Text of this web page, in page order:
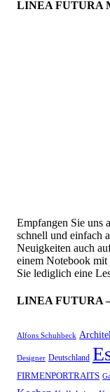
LINEA FUTURA
Empfangen Sie uns
schnell und einfach
Neuigkeiten auch
einem Notebook mit
Sie lediglich eine
LINEA FUTURA
Alfons Schuhbeck
Designer Deutschland
FIRMENPORTRAITS